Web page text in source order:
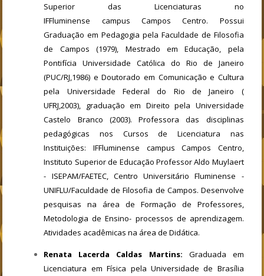
Superior das Licenciaturas no
IFFluminense campus Campos Centro. Possui
Graduação em Pedagogia pela Faculdade de Filosofia
de Campos (1979), Mestrado em Educação, pela
Pontifícia Universidade Católica do Rio de Janeiro
(PUC/RJ,1986) e Doutorado em Comunicação e Cultura
pela Universidade Federal do Rio de Janeiro (
UFRJ,2003), graduação em Direito pela Universidade
Castelo Branco (2003). Professora das disciplinas
pedagógicas nos Cursos de Licenciatura nas
Instituições: IFFluminense campus Campos Centro,
Instituto Superior de Educação Professor Aldo Muylaert
- ISEPAM/FAETEC, Centro Universitário Fluminense -
UNIFLU/Faculdade de Filosofia de Campos. Desenvolve
pesquisas na área de Formação de Professores,
Metodologia de Ensino- processos de aprendizagem.
Atividades acadêmicas na área de Didática.
Renata Lacerda Caldas Martins: Graduada em
Licenciatura em Física pela Universidade de Brasília